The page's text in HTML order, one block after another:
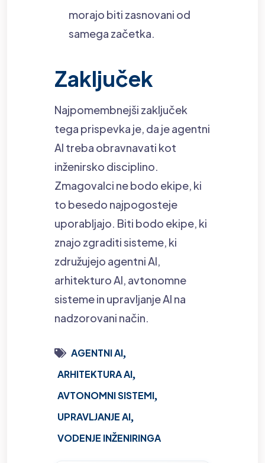
morajo biti zasnovani od
samega začetka.
Zaključek
Najpomembnejši zaključek
tega prispevka je, da je agentni
AI treba obravnavati kot
inženirsko disciplino.
Zmagovalci ne bodo ekipe, ki
to besedo najpogosteje
uporabljajo. Biti bodo ekipe, ki
znajo zgraditi sisteme, ki
združujejo agentni AI,
arhitekturo AI, avtonomne
sisteme in upravljanje AI na
nadzorovani način.
AGENTNI AI
ARHITEKTURA AI
AVTONOMNI SISTEMI
UPRAVLJANJE AI
VODENJE INŽENIRINGA